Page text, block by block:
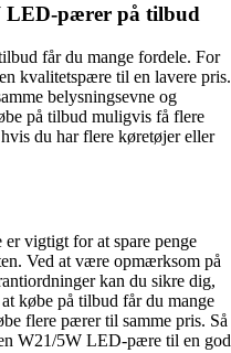
LED-pærer på tilbud
får du mange fordele. For
kvalitetspære til en lavere pris.
belysningsevne og
på tilbud muligvis få flere
du har flere køretøjer eller
vigtigt for at spare penge
Ved at være opmærksom på
kan du sikre dig,
købe på tilbud får du mange
flere pærer til samme pris. Så
W21/5W LED-pære til en god